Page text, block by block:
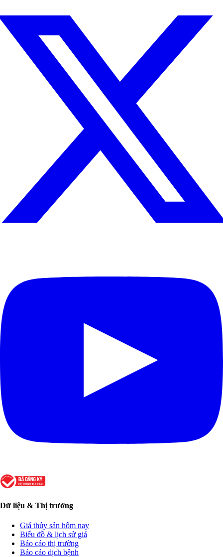
Dữ liệu & Thị trường
Giá thủy sản hôm nay
Biểu đồ & lịch sử giá
Báo cáo thị trường
Báo cáo dịch bệnh